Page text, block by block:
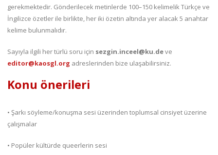
gerekmektedir. Gönderilecek metinlerde 100–150 kelimelik Türkçe ve
İngilizce özetler ile birlikte, her iki özetin altında yer alacak 5 anahtar
kelime bulunmalıdır.
Sayıyla ilgili her türlü soru için sezgin.inceel@ku.deve
editor@kaosgl.org adreslerinden bize ulaşabilirsiniz.
Konu önerileri
• Şarkı söyleme/konuşma sesi üzerinden toplumsal cinsiyet üzerine
çalışmalar
• Popüler kültürde queerlerin sesi